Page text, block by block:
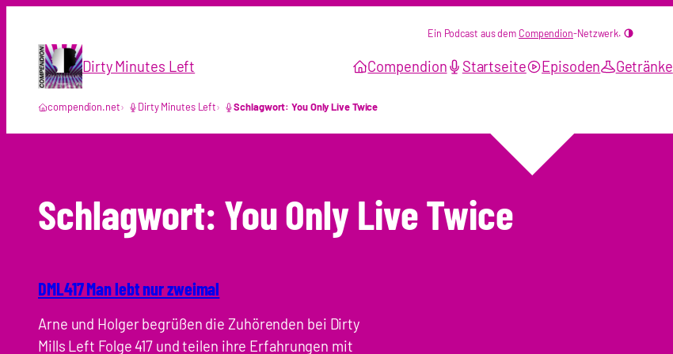
springen
Ein Podcast aus dem Compendion-Netzwerk.
Dirty Minutes Left Compendion Startseite Episoden Getränke
compendion.net Dirty Minutes Left Schlagwort: You Only Live Twice
Schlagwort: You Only Live Twice
DML417 Man lebt nur zweimal
Arne und Holger begrüßen die Zuhörenden bei Dirty
Mills Left Folge 417 und teilen ihre Erfahrungen mit